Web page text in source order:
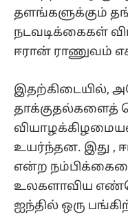
தளங்களுக்கும்
நடவடிக்கைகள்
ஈரான் ராணுவம்
இதற்கிடையில்,
தாக்குதல்களைத்
உயர்ந்தன. இது ,
என்ற
உலகளாவிய
ஐந்தில் ஒரு